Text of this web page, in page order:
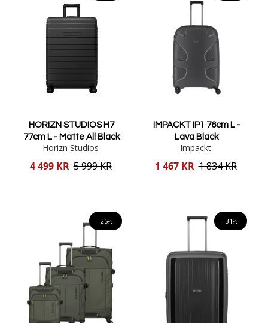
HORIZN STUDIOS H7
77cm L - Matte All Black
Horizn Studios
Reducerat
4 499 KR 5 999 KR
IMPACKT IP1 76cm L -
Lava Black
Impackt
Reducerat
1 467 KR 1 834 KR
-25% -31%